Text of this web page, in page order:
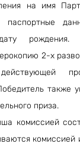
на имя
паспортные
рождения.
2-х
также
приза.
комиссией
комиссией